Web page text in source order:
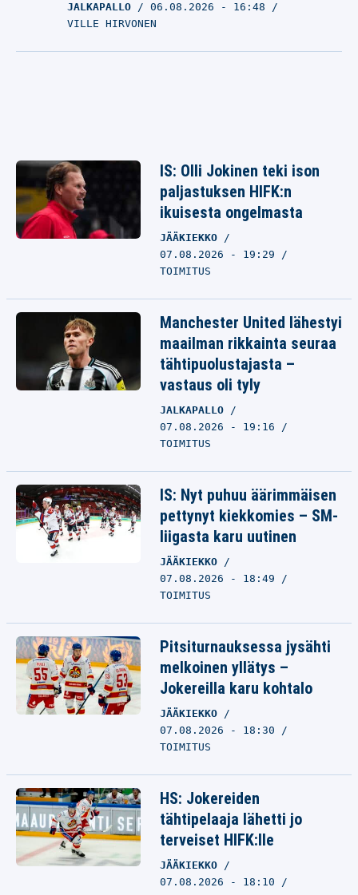
JALKAPALLO 06.08.2026 - 16:48
VILLE HIRVONEN
IS: Olli Jokinen teki ison
paljastuksen HIFK:n
ikuisesta ongelmasta
JÄÄKIEKKO
07.08.2026 - 19:29
TOIMITUS
Manchester United lähestyi
maailman rikkainta seuraa
tähtipuolustajasta –
vastaus oli tyly
JALKAPALLO
07.08.2026 - 19:16
TOIMITUS
IS: Nyt puhuu äärimmäisen
pettynyt kiekkomies – SM-
liigasta karu uutinen
JÄÄKIEKKO
07.08.2026 - 18:49
TOIMITUS
Pitsiturnauksessa jysähti
melkoinen yllätys –
Jokereilla karu kohtalo
JÄÄKIEKKO
07.08.2026 - 18:30
TOIMITUS
HS: Jokereiden
tähtipelaaja lähetti jo
terveiset HIFK:lle
JÄÄKIEKKO
07.08.2026 - 18:10